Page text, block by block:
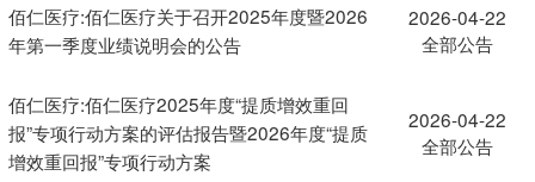
佰仁医疗:佰仁医疗关于召开2025年度暨2026
年第一季度业绩说明会的公告
2026-04-22
全部公告
佰仁医疗:佰仁医疗2025年度“提质增效重回
报”专项行动方案的评估报告暨2026年度“提质
增效重回报”专项行动方案
2026-04-22
全部公告